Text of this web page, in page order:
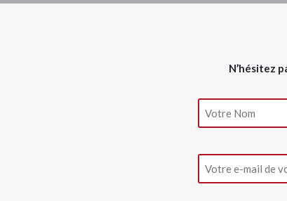
N’hésitez